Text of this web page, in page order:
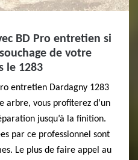
BD Pro entretien si
de votre
le 1283
entretien Dardagny 1283
arbre, vous profiterez d’un
jusqu’à la finition.
par ce professionnel sont
Le plus de faire appel au